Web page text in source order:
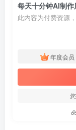
此内容为付费资源
年度会员